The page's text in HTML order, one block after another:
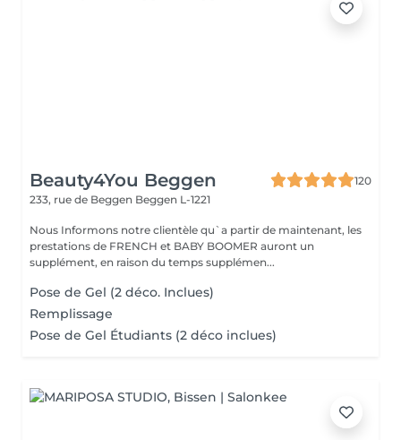
Beauty4You Beggen
120
233, rue de Beggen Beggen L-1221
Nous Informons notre clientèle qu`a partir de maintenant, les
prestations de FRENCH et BABY BOOMER auront un
supplément, en raison du temps supplémen...
Pose de Gel (2 déco. Inclues)
Remplissage
Pose de Gel Étudiants (2 déco inclues)